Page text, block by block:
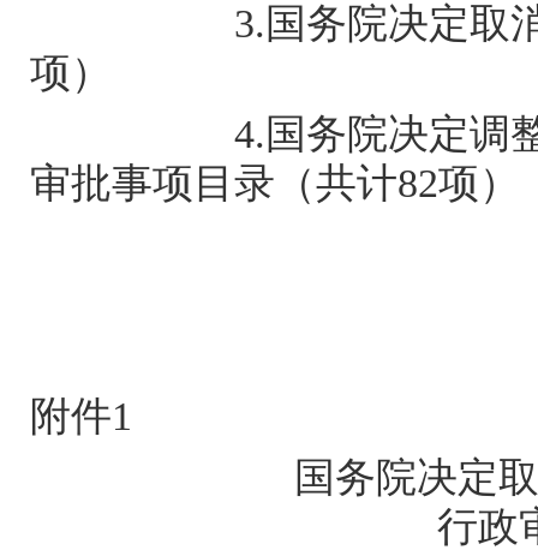
3.国务院决定取消的
项）
4.国务院决定调整或
审批事项目录（共计82项）
附件1
国务院决定
行政